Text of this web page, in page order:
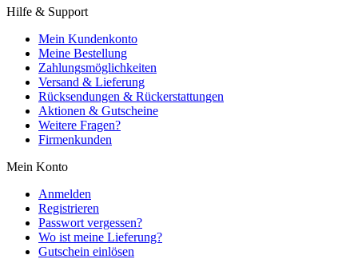
Hilfe & Support
Mein Kundenkonto
Meine Bestellung
Zahlungsmöglichkeiten
Versand & Lieferung
Rücksendungen & Rückerstattungen
Aktionen & Gutscheine
Weitere Fragen?
Firmenkunden
Mein Konto
Anmelden
Registrieren
Passwort vergessen?
Wo ist meine Lieferung?
Gutschein einlösen